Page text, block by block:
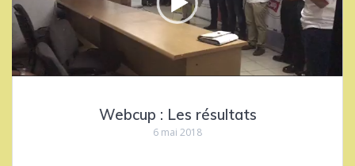
Webcup : Les résultats
6 mai 2018